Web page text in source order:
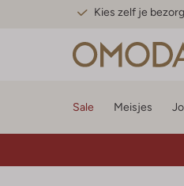
Kies zelf je
Sale Meisjes